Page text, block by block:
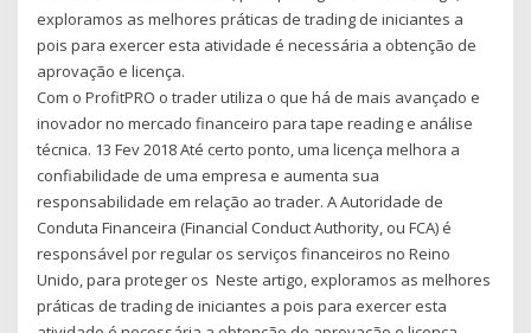
exploramos as melhores práticas de trading de iniciantes a
pois para exercer esta atividade é necessária a obtenção de
aprovação e licença.
Com o ProfitPRO o trader utiliza o que há de mais avançado e
inovador no mercado financeiro para tape reading e análise
técnica. 13 Fev 2018 Até certo ponto, uma licença melhora a
confiabilidade de uma empresa e aumenta sua
responsabilidade em relação ao trader. A Autoridade de
Conduta Financeira (Financial Conduct Authority, ou FCA) é
responsável por regular os serviços financeiros no Reino
Unido, para proteger os Neste artigo, exploramos as melhores
práticas de trading de iniciantes a pois para exercer esta